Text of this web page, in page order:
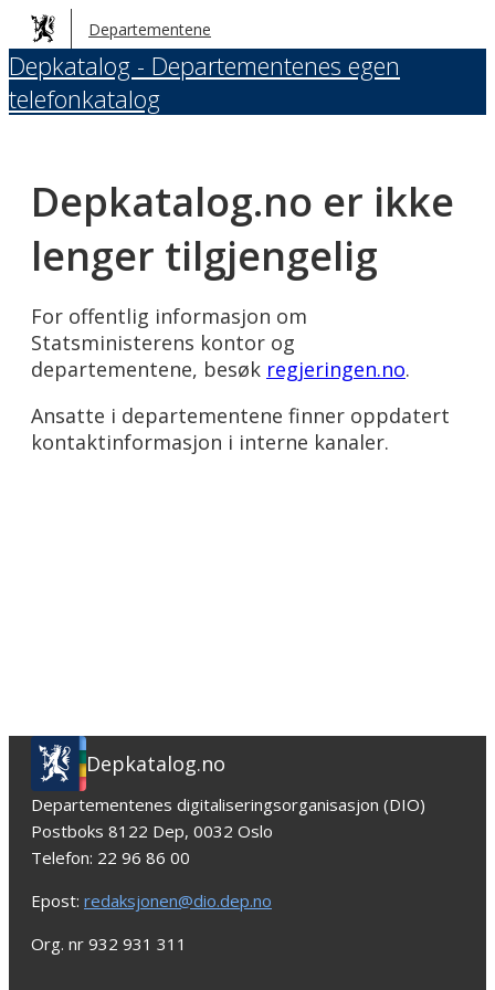
Hopp
til
hovedinnhold
Departementene
Depkatalog - Departementenes egen
telefonkatalog
Depkatalog.no er ikke
lenger tilgjengelig
For offentlig informasjon om
Statsministerens kontor og
departementene, besøk regjeringen.no.
Ansatte i departementene finner oppdatert
kontaktinformasjon i interne kanaler.
Depkatalog.no
Departementenes digitaliseringsorganisasjon (DIO)
Postboks 8122 Dep, 0032 Oslo
Telefon: 22 96 86 00
Epost: redaksjonen@dio.dep.no
Org. nr 932 931 311